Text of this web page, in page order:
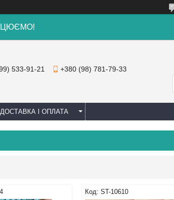
533-91-21 +380 (98) 781-79-33
ДОСТАВКА І ОПЛАТА
ST-10610